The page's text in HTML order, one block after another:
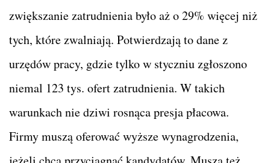
zwiększanie zatrudnienia było aż o 29% więcej niż
tych, które zwalniają. Potwierdzają to dane z
urzędów pracy, gdzie tylko w styczniu zgłoszono
niemal 123 tys. ofert zatrudnienia. W takich
warunkach nie dziwi rosnąca presja płacowa.
Firmy muszą oferować wyższe wynagrodzenia,